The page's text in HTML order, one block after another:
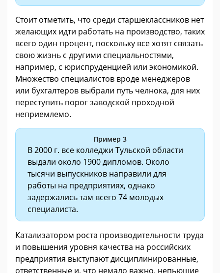
Стоит отметить, что среди старшеклассников нет
желающих идти работать на производство, таких
всего один процент, поскольку все хотят связать
свою жизнь с другими специальностями,
например, с юриспруденцией или экономикой.
Множество специалистов вроде менеджеров
или бухгалтеров выбрали путь челнока, для них
переступить порог заводской проходной
неприемлемо.
Пример 3
В 2000 г. все колледжи Тульской области
выдали около 1900 дипломов. Около
тысячи выпускников направили для
работы на предприятиях, однако
задержались там всего 74 молодых
специалиста.
Катализатором роста производительности труда
и повышения уровня качества на российских
предприятия выступают дисциплинированные,
ответственные и, что немало важно, непьющие